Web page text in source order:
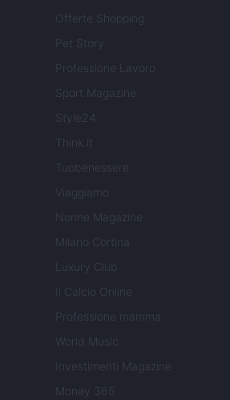
Offerte Shopping
Pet Story
Professione Lavoro
Sport Magazine
Style24
Think.it
Tuobenessere
Viaggiamo
Nonne Magazine
Milano Cortina
Luxury Club
Il Calcio Online
Professione mamma
World Music
Investimenti Magazine
Money 365